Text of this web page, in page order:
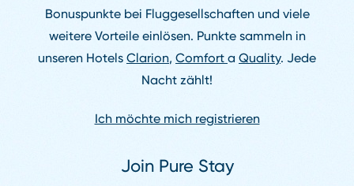
Bonuspunkte bei Fluggesellschaften und viele
weitere Vorteile einlösen. Punkte sammeln in
unseren Hotels Clarion, Comfort a Quality. Jede
Nacht zählt!
Ich möchte mich registrieren
Join Pure Stay